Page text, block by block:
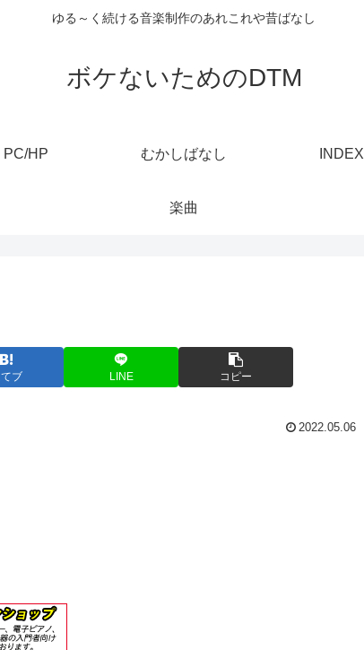
ゆる～く続ける音楽制作のあれこれや昔ばなし
ボケないためのDTM
PC/HP むかしばなし INDEX
楽曲
ブ LINE コピー
2022.05.06